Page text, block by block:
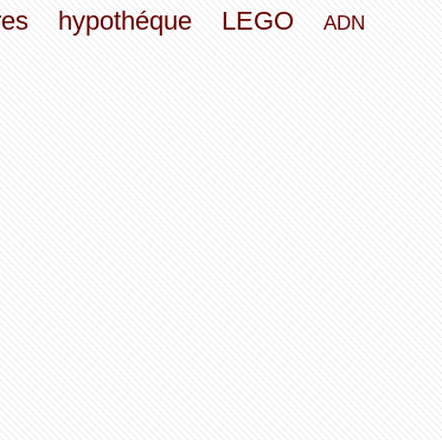
hypothéque LEGO ADN